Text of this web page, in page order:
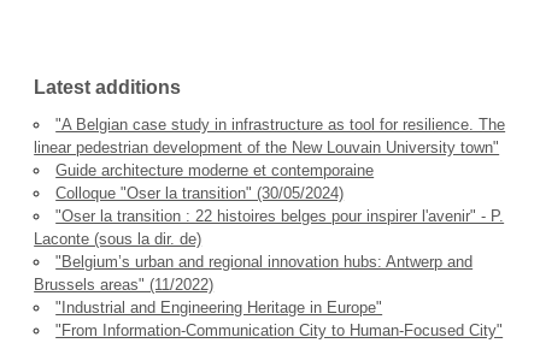
Latest additions
"A Belgian case study in infrastructure as tool for resilience. The
linear pedestrian development of the New Louvain University town"
Guide architecture moderne et contemporaine
Colloque "Oser la transition" (30/05/2024)
"Oser la transition : 22 histoires belges pour inspirer l'avenir" - P.
Laconte (sous la dir. de)
"Belgium’s urban and regional innovation hubs: Antwerp and
Brussels areas" (11/2022)
"Industrial and Engineering Heritage in Europe"
"From Information-Communication City to Human-Focused City"